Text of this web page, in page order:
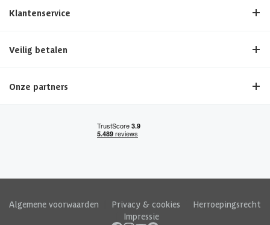
Klantenservice
Veilig betalen
Onze partners
Algemene voorwaarden Privacy & cookies
Herroepingsrecht
Impressie